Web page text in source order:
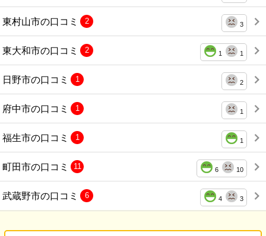
東村山市の口コミ 3
2
東大和市の口コミ 1 1
2
日野市の口コミ 2
1
府中市の口コミ 1
1
福生市の口コミ 1
1
町田市の口コミ 6 10
11
武蔵野市の口コミ 4 3
6